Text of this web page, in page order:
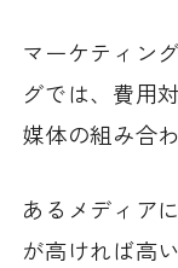
マーケティン
グでは、費用
媒体の組み合
あるメディア
が高ければ高